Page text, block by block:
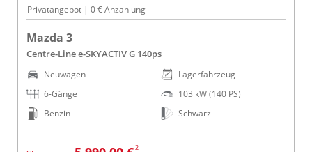
Privatangebot | 0 € Anzahlung
Mazda 3
Centre-Line e-SKYACTIV G 140ps
Neuwagen
6-Gänge
Benzin
Lagerfahrzeug
103 kW (140 PS)
Schwarz
2